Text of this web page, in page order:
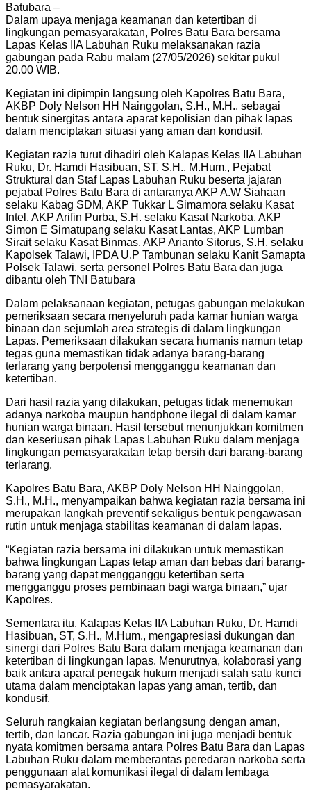
Batubara –
Dalam upaya menjaga keamanan dan ketertiban di
lingkungan pemasyarakatan, Polres Batu Bara bersama
Lapas Kelas IIA Labuhan Ruku melaksanakan razia
gabungan pada Rabu malam (27/05/2026) sekitar pukul
20.00 WIB.
Kegiatan ini dipimpin langsung oleh Kapolres Batu Bara,
AKBP Doly Nelson HH Nainggolan, S.H., M.H., sebagai
bentuk sinergitas antara aparat kepolisian dan pihak lapas
dalam menciptakan situasi yang aman dan kondusif.
Kegiatan razia turut dihadiri oleh Kalapas Kelas IIA Labuhan
Ruku, Dr. Hamdi Hasibuan, ST, S.H., M.Hum., Pejabat
Struktural dan Staf Lapas Labuhan Ruku beserta jajaran
pejabat Polres Batu Bara di antaranya AKP A.W Siahaan
selaku Kabag SDM, AKP Tukkar L Simamora selaku Kasat
Intel, AKP Arifin Purba, S.H. selaku Kasat Narkoba, AKP
Simon E Simatupang selaku Kasat Lantas, AKP Lumban
Sirait selaku Kasat Binmas, AKP Arianto Sitorus, S.H. selaku
Kapolsek Talawi, IPDA U.P Tambunan selaku Kanit Samapta
Polsek Talawi, serta personel Polres Batu Bara dan juga
dibantu oleh TNI Batubara
Dalam pelaksanaan kegiatan, petugas gabungan melakukan
pemeriksaan secara menyeluruh pada kamar hunian warga
binaan dan sejumlah area strategis di dalam lingkungan
Lapas. Pemeriksaan dilakukan secara humanis namun tetap
tegas guna memastikan tidak adanya barang-barang
terlarang yang berpotensi mengganggu keamanan dan
ketertiban.
Dari hasil razia yang dilakukan, petugas tidak menemukan
adanya narkoba maupun handphone ilegal di dalam kamar
hunian warga binaan. Hasil tersebut menunjukkan komitmen
dan keseriusan pihak Lapas Labuhan Ruku dalam menjaga
lingkungan pemasyarakatan tetap bersih dari barang-barang
terlarang.
Kapolres Batu Bara, AKBP Doly Nelson HH Nainggolan,
S.H., M.H., menyampaikan bahwa kegiatan razia bersama ini
merupakan langkah preventif sekaligus bentuk pengawasan
rutin untuk menjaga stabilitas keamanan di dalam lapas.
“Kegiatan razia bersama ini dilakukan untuk memastikan
bahwa lingkungan Lapas tetap aman dan bebas dari barang-
barang yang dapat mengganggu ketertiban serta
mengganggu proses pembinaan bagi warga binaan,” ujar
Kapolres.
Sementara itu, Kalapas Kelas IIA Labuhan Ruku, Dr. Hamdi
Hasibuan, ST, S.H., M.Hum., mengapresiasi dukungan dan
sinergi dari Polres Batu Bara dalam menjaga keamanan dan
ketertiban di lingkungan lapas. Menurutnya, kolaborasi yang
baik antara aparat penegak hukum menjadi salah satu kunci
utama dalam menciptakan lapas yang aman, tertib, dan
kondusif.
Seluruh rangkaian kegiatan berlangsung dengan aman,
tertib, dan lancar. Razia gabungan ini juga menjadi bentuk
nyata komitmen bersama antara Polres Batu Bara dan Lapas
Labuhan Ruku dalam memberantas peredaran narkoba serta
penggunaan alat komunikasi ilegal di dalam lembaga
pemasyarakatan.